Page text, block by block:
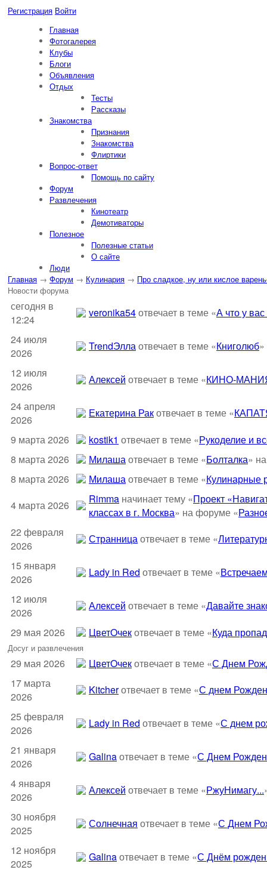
Регистрация Войти
Главная
Фотогалерея
Клубы
Блоги
Объявления
Отдых
Тесты
Рассказы
Знакомства
Признания
Знакомства
Флиртики
Вопрос-ответ
Помощь по сайту
Форум
Развлечения
Кинотеатр
Демотиваторы
Полезное
Полезные статьи
О сайте
Люди
Главная → Форум → Кулинария → Про сладкое, ну или кислое
Новости форума
сегодня в
12:24
veronika54отвечает в теме «А что у
24 июля
2026
TrendЭллаотвечает в теме «Книголюб
12 июля
2026
Алексей отвечает в теме «КИНО-
24 апреля
2026
Екатерина Ракотвечает в теме «
9 марта 2026
kostik1 отвечает в теме «Рукоделие и
8 марта 2026
Милашаотвечает в теме «Болталка»
8 марта 2026
Милашаотвечает в теме «Кулинарные
4 марта 2026
Rimma начинает тему «Проект
классах в г. Москва» на форуме «
22 февраля
2026
Странницаотвечает в теме «
15 января
2026
Lady in Red отвечает в теме «
12 июля
2026
Алексей отвечает в теме «Давайте
29 мая 2026
ЦветOчекотвечает в теме «Куда
Досуг и развлечения
29 мая 2026 ЦветOчекотвечает в теме «С Днем
17 марта
2026
Kitcherотвечает в теме «С днем
25 февраля
2026
Lady in Red отвечает в теме «С днем
21 января
2026
Galinaотвечает в теме «С Днем
4 января
2026
Алексей отвечает в теме «РжуНимагу...
30 ноября
2025
Солнечная отвечает в теме «С Днем
12 ноября
2025
Galinaотвечает в теме «С Днём